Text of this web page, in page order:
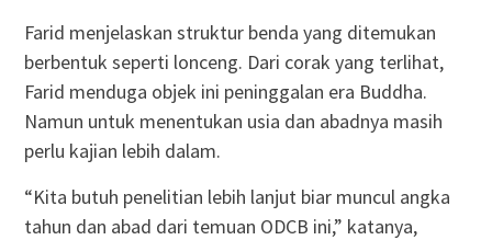
Farid menjelaskan struktur benda yang ditemukan
berbentuk seperti lonceng. Dari corak yang terlihat,
Farid menduga objek ini peninggalan era Buddha.
Namun untuk menentukan usia dan abadnya masih
perlu kajian lebih dalam.
“Kita butuh penelitian lebih lanjut biar muncul angka
tahun dan abad dari temuan ODCB ini,” katanya,